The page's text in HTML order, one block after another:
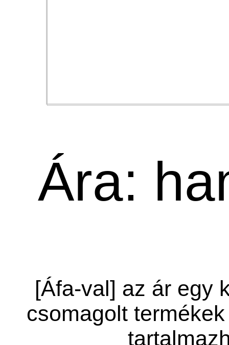
Ára:
[Áfa-val] az ár egy
csomagolt